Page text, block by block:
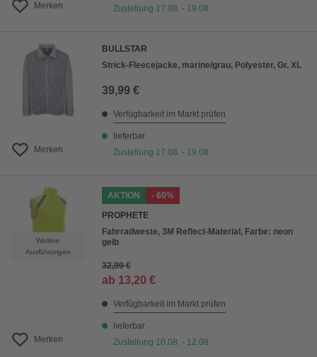
Merken
Zustellung 17.08. - 19.08.
Merken
BULLSTAR
Strick-Fleecejacke, marine/grau, Polyester, Gr. XL
39,99 €
Verfügbarkeit im Markt prüfen
lieferbar
Zustellung 17.08. - 19.08.
Weitere
Ausführungen
Merken
AKTION
- 60%
PROPHETE
Fahrradweste, 3M Reflect-Material, Farbe: neon
gelb
32,99 €
ab 13,20 €
Verfügbarkeit im Markt prüfen
lieferbar
Zustellung 10.08. - 12.08.